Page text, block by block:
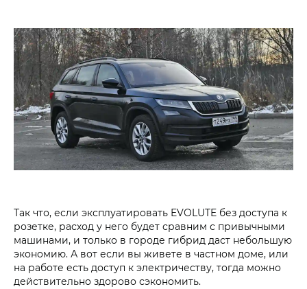
Так что, если эксплуатировать EVOLUTE без доступа к
розетке, расход у него будет сравним с привычными
машинами, и только в городе гибрид даст небольшую
экономию. А вот если вы живете в частном доме, или
на работе есть доступ к электричеству, тогда можно
действительно здорово сэкономить.